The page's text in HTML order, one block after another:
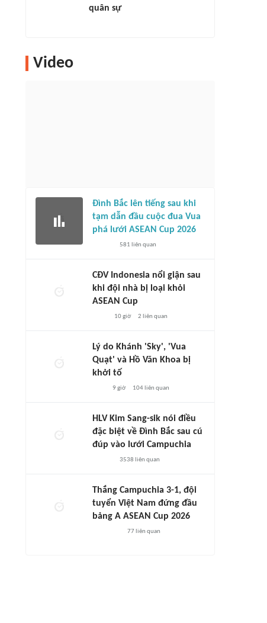
quân sự
Video
Đình Bắc lên tiếng sau khi
tạm dẫn đầu cuộc đua Vua
phá lưới ASEAN Cup 2026
581 liên quan
CĐV Indonesia nổi giận sau
khi đội nhà bị loại khỏi
ASEAN Cup
10 giờ 2 liên quan
Lý do Khánh 'Sky', 'Vua
Quạt' và Hồ Văn Khoa bị
khởi tố
9 giờ 104liên quan
HLV Kim Sang-sik nói điều
đặc biệt về Đình Bắc sau cú
đúp vào lưới Campuchia
3538 liên quan
Thắng Campuchia 3-1, đội
tuyển Việt Nam đứng đầu
bảng A ASEAN Cup 2026
77liên quan